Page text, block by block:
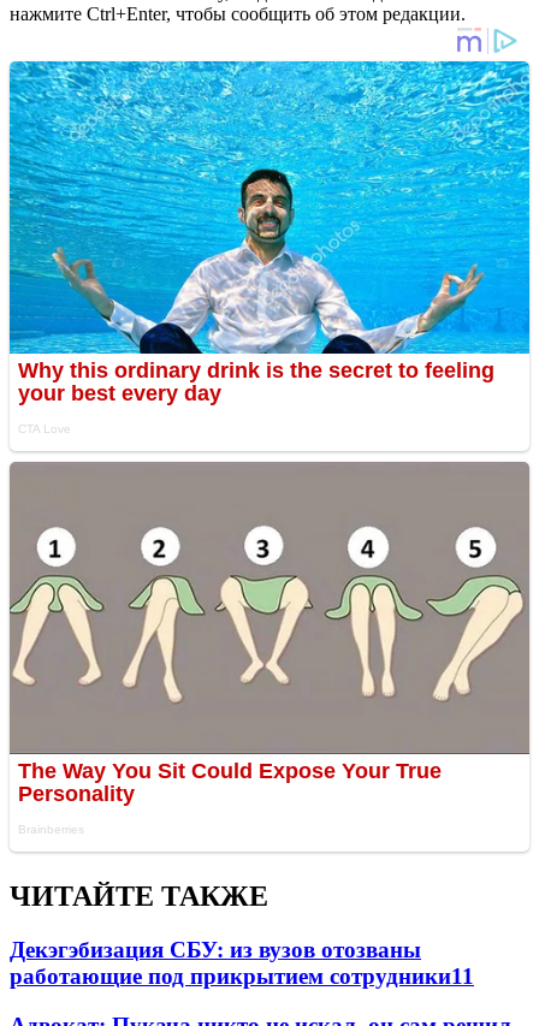
нажмите Ctrl+Enter, чтобы сообщить об этом редакции.
ЧИТАЙТЕ ТАКЖЕ
Декэгэбизация СБУ: из вузов отозваны
работающие под прикрытием сотрудники11